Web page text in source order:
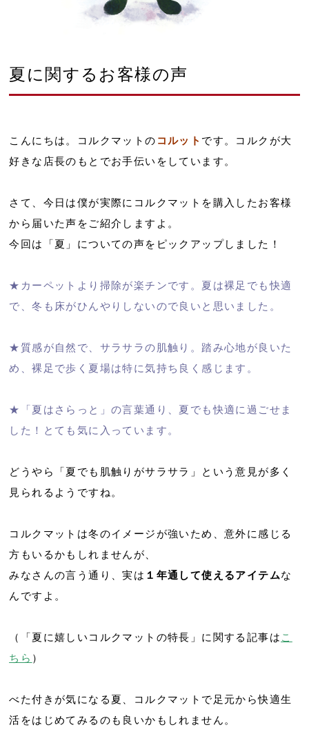
夏に関するお客様の声
こんにちは。コルクマットの コルット です。コルクが大
好きな店長のもとでお手伝いをしています。
さて、今日は僕が実際にコルクマットを購入したお客様
から届いた声をご紹介しますよ。
今回は「夏」についての声をピックアップしました！
★カーペットより掃除が楽チンです。夏は裸足でも快適
で、冬も床がひんやりしないので良いと思いました。
★質感が自然で、サラサラの肌触り。踏み心地が良いた
め、裸足で歩く夏場は特に気持ち良く感じます。
★「夏はさらっと」の言葉通り、夏でも快適に過ごせま
した！とても気に入っています。
どうやら「夏でも肌触りがサラサラ」という意見が多く
見られるようですね。
コルクマットは冬のイメージが強いため、意外に感じる
方もいるかもしれませんが、
みなさんの言う通り、実は １年通して使えるアイテムな
んですよ。
（「夏に嬉しいコルクマットの特長」に関する記事は こ
ちら ）
べた付きが気になる夏、コルクマットで足元から快適生
活をはじめてみるのも良いかもしれません。